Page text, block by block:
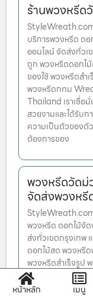
ร้านพวงหรีด
บริการพวงหรีด ด
ออนไลน์ จัดส่งทั่วเ
ถูก พวงหรีดดอกไ
ของใช้ พวงหรีดส
พวงหรีดกทม
Thailand เราเชื่อ
สวยงามและได้รับ
ความเป็นตัวของตั
ต้องการของ
พวงหรีดวัดม่
จัดส่งพวงหรี
พวงหรีด ดอกไม้จั
ส่งทั่วเขตกรุงเทพ
ดอกไม้สด พวงหรี
พวงหรีดสำเร็จรูป
ทม Wreath
หน้าหลัก
เมนู